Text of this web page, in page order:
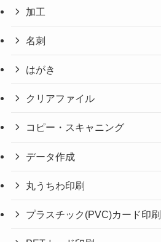
加工
名刺
はがき
クリアファイル
コピー・スキャニング
データ作成
丸うちわ印刷
プラスチック(PVC)カード印刷